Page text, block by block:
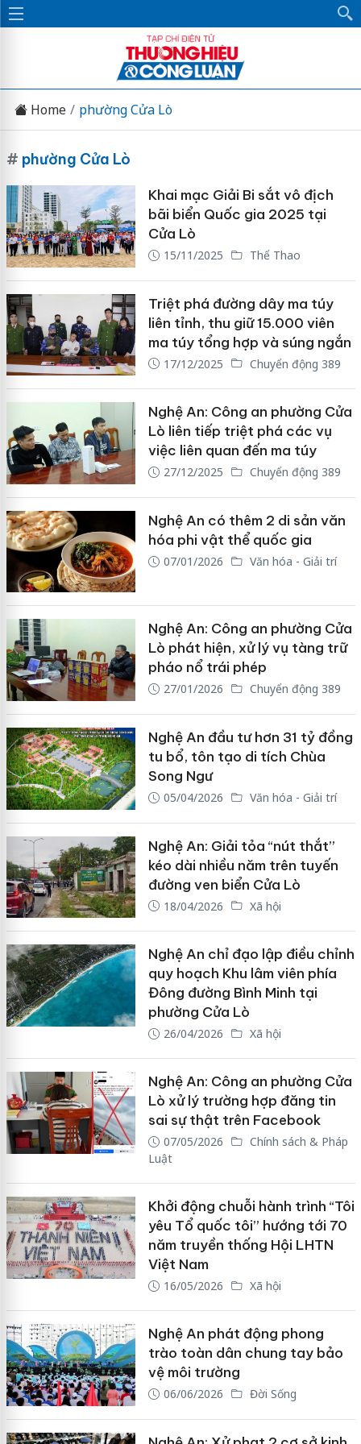
Home phường Cửa Lò
# phường Cửa Lò
Khai mạc Giải Bi sắt vô địch
bãi biển Quốc gia 2025 tại
Cửa Lò
15/11/2025 Thể Thao
Triệt phá đường dây ma túy
liên tỉnh, thu giữ 15.000 viên
ma túy tổng hợp và súng ngắn
17/12/2025 Chuyển động 389
Nghệ An: Công an phường Cửa
Lò liên tiếp triệt phá các vụ
việc liên quan đến ma túy
27/12/2025 Chuyển động 389
Nghệ An có thêm 2 di sản văn
hóa phi vật thể quốc gia
07/01/2026 Văn hóa - Giải trí
Nghệ An: Công an phường Cửa
Lò phát hiện, xử lý vụ tàng trữ
pháo nổ trái phép
27/01/2026 Chuyển động 389
Nghệ An đầu tư hơn 31 tỷ đồng
tu bổ, tôn tạo di tích Chùa
Song Ngư
05/04/2026 Văn hóa - Giải trí
Nghệ An: Giải tỏa “nút thắt”
kéo dài nhiều năm trên tuyến
đường ven biển Cửa Lò
18/04/2026 Xã hội
Nghệ An chỉ đạo lập điều chỉnh
quy hoạch Khu lâm viên phía
Đông đường Bình Minh tại
phường Cửa Lò
26/04/2026 Xã hội
Nghệ An: Công an phường Cửa
Lò xử lý trường hợp đăng tin
sai sự thật trên Facebook
07/05/2026
Chính sách & Pháp
Luật
Khởi động chuỗi hành trình “Tôi
yêu Tổ quốc tôi” hướng tới 70
năm truyền thống Hội LHTN
Việt Nam
16/05/2026 Xã hội
Nghệ An phát động phong
trào toàn dân chung tay bảo
vệ môi trường
06/06/2026 Đời Sống